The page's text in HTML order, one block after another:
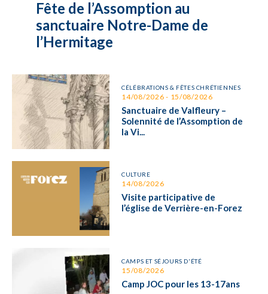
Fête de l’Assomption au
sanctuaire Notre-Dame de
l’Hermitage
CÉLÉBRATIONS & FÊTES CHRÉTIENNES
14/08/2026 - 15/08/2026
Sanctuaire de Valfleury –
Solennité de l’Assomption de
la Vi...
CULTURE
14/08/2026
Visite participative de
l’église de Verrière-en-Forez
CAMPS ET SÉJOURS D'ÉTÉ
15/08/2026
Camp JOC pour les 13-17ans